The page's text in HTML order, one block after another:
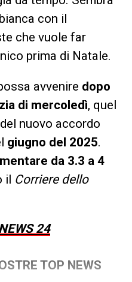
con il
che vuole far
prima di Natale.
avvenire dopo
di mercoledì, quel
nuovo accordo
giugno del 2025.
da 3.3 a 4
il Corriere dello
24
TOP NEWS